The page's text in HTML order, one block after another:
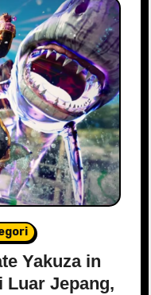
Yakuza in
Luar Jepang,